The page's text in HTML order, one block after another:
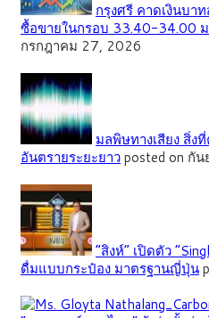
กรุงศรี คาดเงินบ
ซื้อขายในกรอบ 33.40-34.00 ม
กรกฎาคม 27, 2026
มลพิษทางเสียง สิ่ง
อันตรายระยะยาวposted on กั
“สิงห์” เปิดตัว
ดื่มแบบกระป๋อง มาตรฐานญี่ปุ่น